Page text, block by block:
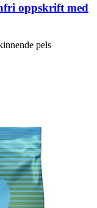
oppskrift med
pels